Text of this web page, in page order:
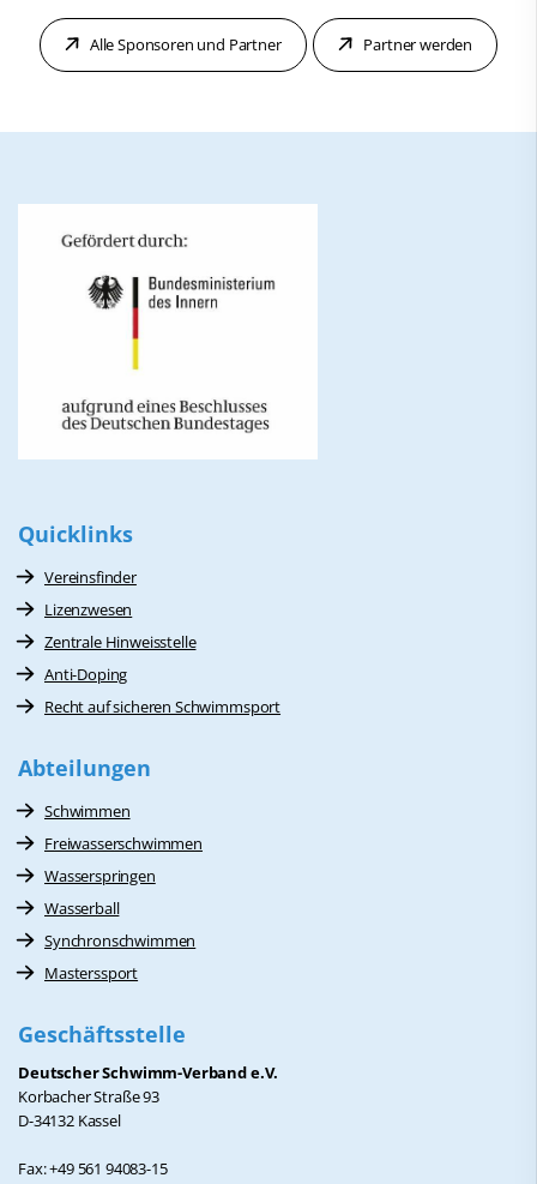
Alle Sponsoren und Partner Partner werden
Quicklinks
Vereinsfinder
Lizenzwesen
Zentrale Hinweisstelle
Anti-Doping
Recht auf sicheren Schwimmsport
Abteilungen
Schwimmen
Freiwasserschwimmen
Wasserspringen
Wasserball
Synchronschwimmen
Masterssport
Geschäftsstelle
Deutscher Schwimm-Verband e.V.
Korbacher Straße 93
D-34132 Kassel
Fax: +49 561 94083-15